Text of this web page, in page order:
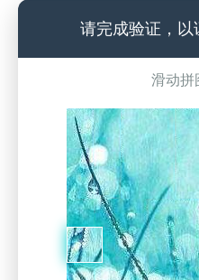
请完成验证，以
滑动拼